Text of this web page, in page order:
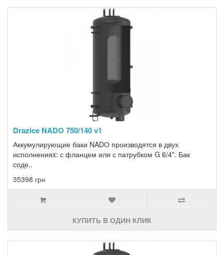
Drazice NADO 750/140 v1
Аккумулирующие баки NADО производятся в двух
исполненияx: с фланцем или с патрубком G 6/4". Бак
соде..
35398 грн
КУПИТЬ В ОДИН КЛИК